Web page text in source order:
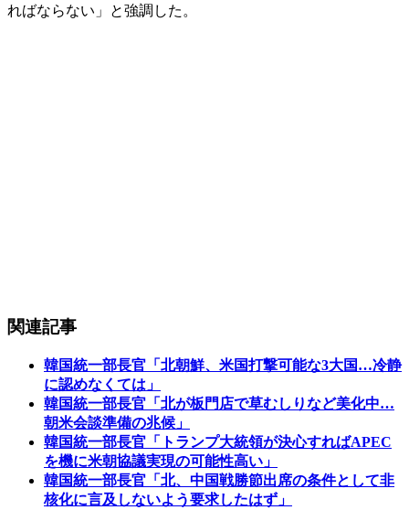
ればならない」と強調した。
関連記事
韓国統一部長官「北朝鮮、米国打撃可能な3大国…冷静
に認めなくては」
韓国統一部長官「北が板門店で草むしりなど美化中…
朝米会談準備の兆候」
韓国統一部長官「トランプ大統領が決心すればAPEC
を機に米朝協議実現の可能性高い」
韓国統一部長官「北、中国戦勝節出席の条件として非
核化に言及しないよう要求したはず」